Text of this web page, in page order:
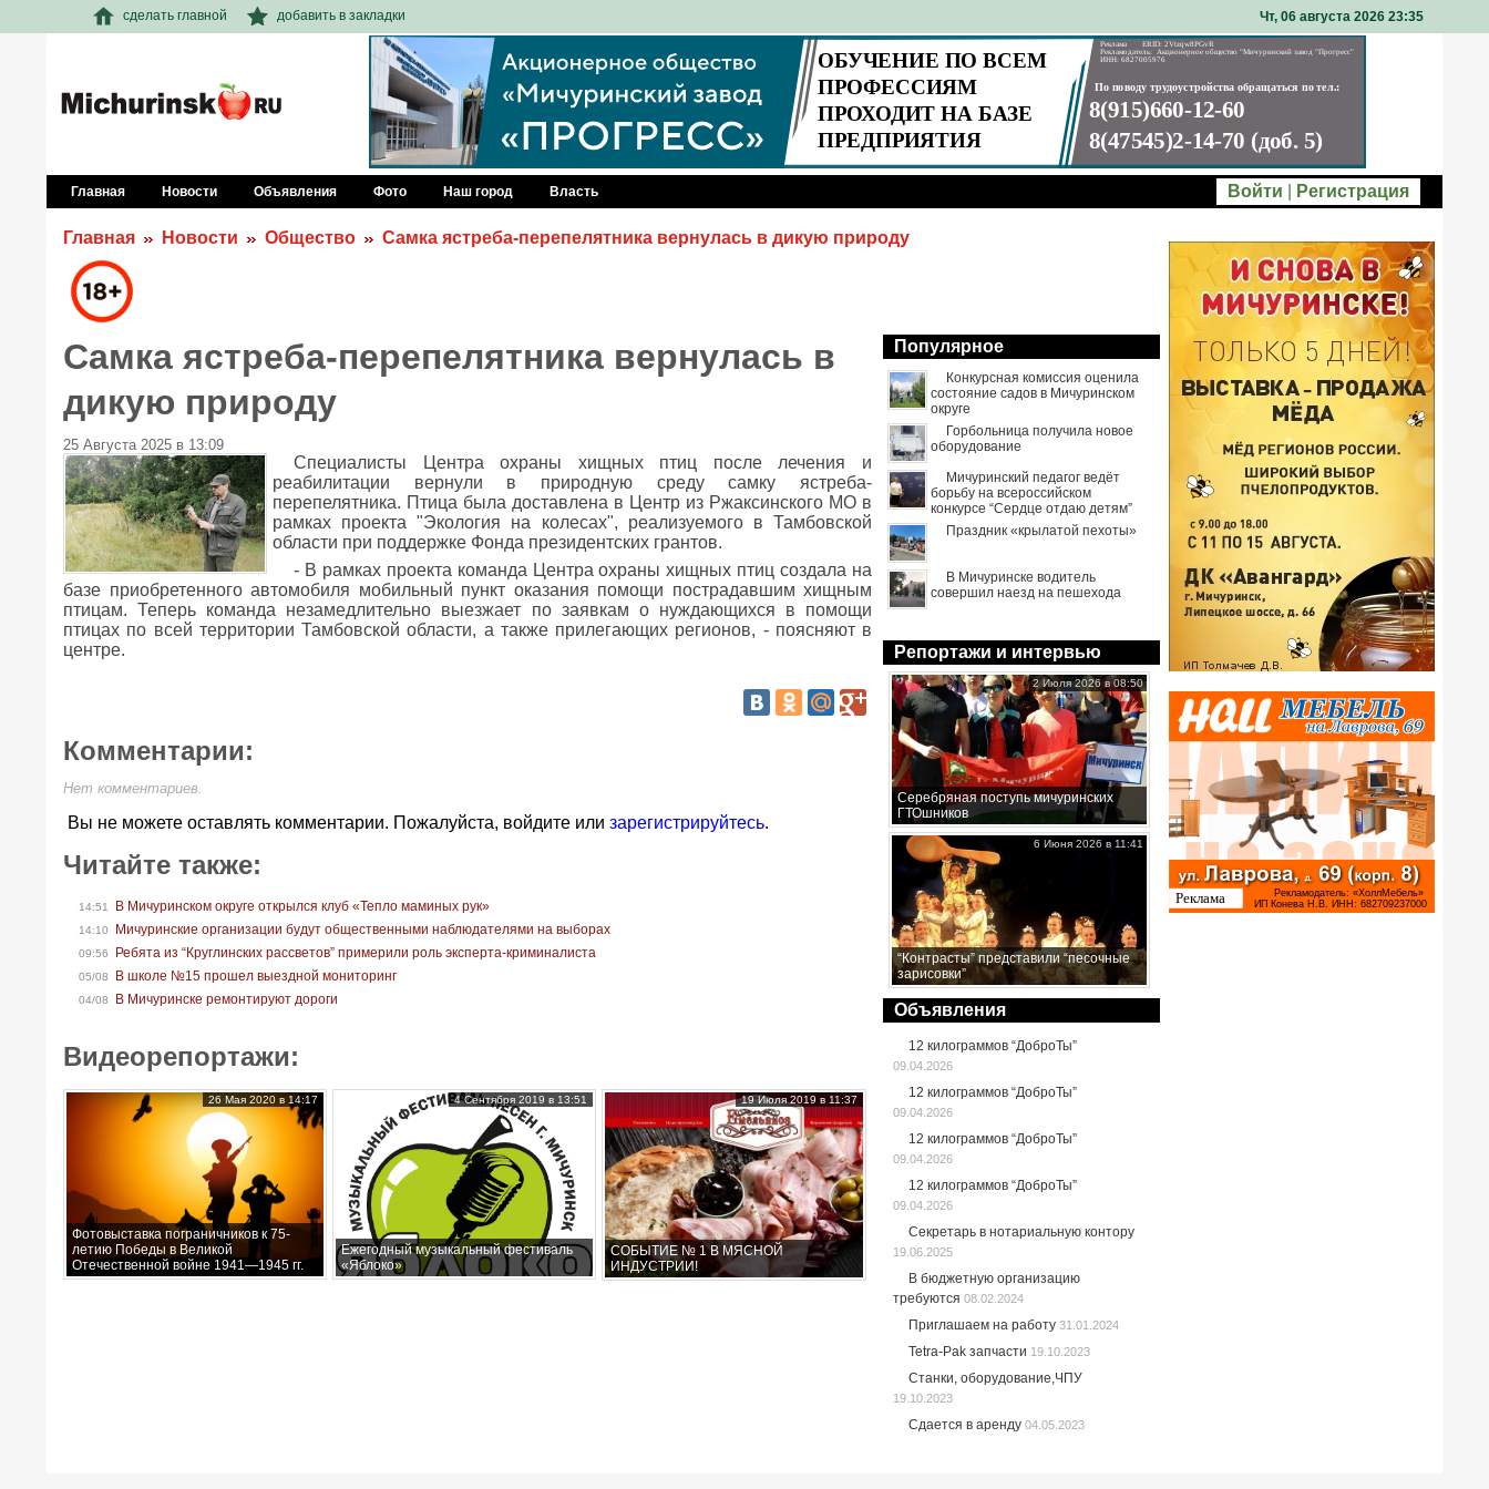
сделать главной добавить в закладки Чт, 06 августа 2026 23 35
Главная Новости Объявления Фото Наш город Власть Войти Регистрация
Главная Новости Общество Самка ястреба-перепелятника вернулась в дикую природу
Самка ястреба-перепелятника вернулась в
дикую природу
25 Августа 2025 в 13:09
Специалисты Центра охраны хищных птиц после лечения и
реабилитации вернули в природную среду самку ястреба-
перепелятника. Птица была доставлена в Центр из Ржаксинского МО в
рамках проекта "Экология на колесах", реализуемого в Тамбовской
области при поддержке Фонда президентских грантов.
- В рамках проекта команда Центра охраны хищных птиц создала на
базе приобретенного автомобиля мобильный пункт оказания помощи пострадавшим хищным
птицам. Теперь команда незамедлительно выезжает по заявкам о нуждающихся в помощи
птицах по всей территории Тамбовской области, а также прилегающих регионов, - поясняют в
центре.
Комментарии:
Нет комментариев.
Вы не можете оставлять комментарии. Пожалуйста, войдите или зарегистрируйтесь.
Читайте также:
14:51 В Мичуринском округе открылся клуб «Тепло маминых рук»
14:10 Мичуринские организации будут общественными наблюдателями на выборах
09:56 Ребята из “Круглинских рассветов” примерили роль эксперта-криминалиста
05/08 В школе №15 прошел выездной мониторинг
04/08 В Мичуринске ремонтируют дороги
Видеорепортажи:
Фотовыставка пограничников к 75-
летию Победы в Великой
Отечественной войне 1941—1945 гг.
26 Мая 2020 в 14:17
Ежегодный музыкальный фестиваль
«Яблоко»
4 Сентября 2019 в 13:51
СОБЫТИЕ № 1 В МЯСНОЙ
ИНДУСТРИИ!
19 Июля 2019 в 11:37
Популярное
Конкурсная комиссия оценила
состояние садов в Мичуринском
округе
Горбольница получила новое
оборудование
Мичуринский педагог ведёт
борьбу на всероссийском
конкурсе “Сердце отдаю детям”
Праздник «крылатой пехоты»
В Мичуринске водитель
совершил наезд на пешехода
Репортажи и интервью
Серебряная поступь мичуринских
ГТОшников
2 Июля 2026 в 08:50
“Контрасты” представили “песочные
зарисовки”
6 Июня 2026 в 11:41
Объявления
12 килограммов “ДоброТы”
09.04.2026
12 килограммов “ДоброТы”
09.04.2026
12 килограммов “ДоброТы”
09.04.2026
12 килограммов “ДоброТы”
09.04.2026
Секретарь в нотариальную контору
19.06.2025
В бюджетную организацию
требуются 08.02.2024
Приглашаем на работу 31.01.2024
Tetra-Pak запчасти 19.10.2023
Станки, оборудование,ЧПУ
19.10.2023
Сдается в аренду 04.05.2023